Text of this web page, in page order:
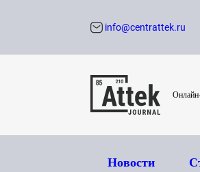
info@centrattek.ru
Новости